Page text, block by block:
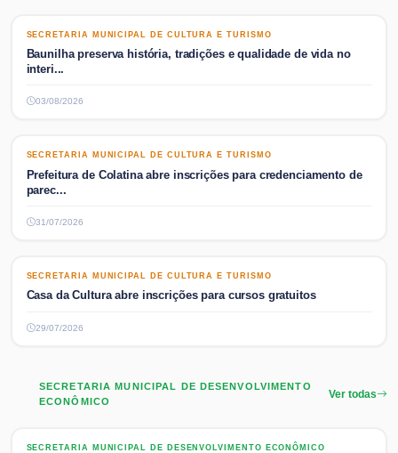
SECRETARIA MUNICIPAL DE CULTURA E TURISMO
SECRETARIA MUNICIPAL DE CULTURA E TURISMO
Baunilha preserva história, tradições e qualidade de vida no
interi...
03/08/2026
SECRETARIA MUNICIPAL DE CULTURA E TURISMO
SECRETARIA MUNICIPAL DE CULTURA E TURISMO
Prefeitura de Colatina abre inscrições para credenciamento de
parec...
31/07/2026
SECRETARIA MUNICIPAL DE CULTURA E TURISMO
SECRETARIA MUNICIPAL DE CULTURA E TURISMO
Casa da Cultura abre inscrições para cursos gratuitos
29/07/2026
SECRETARIA MUNICIPAL DE DESENVOLVIMENTO
ECONÔMICO
Ver todas
SECRETARIA MUNICIPAL DE DESENVOLVIMENTO ECONÔMICO
SECRETARIA MUNICIPAL DE DESENVOLVIMENTO ECONÔMICO